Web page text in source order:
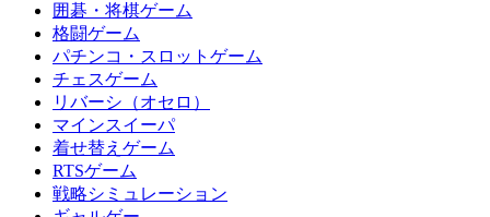
囲碁・将棋ゲーム
格闘ゲーム
パチンコ・スロットゲーム
チェスゲーム
リバーシ（オセロ）
マインスイーパ
着せ替えゲーム
RTSゲーム
戦略シミュレーション